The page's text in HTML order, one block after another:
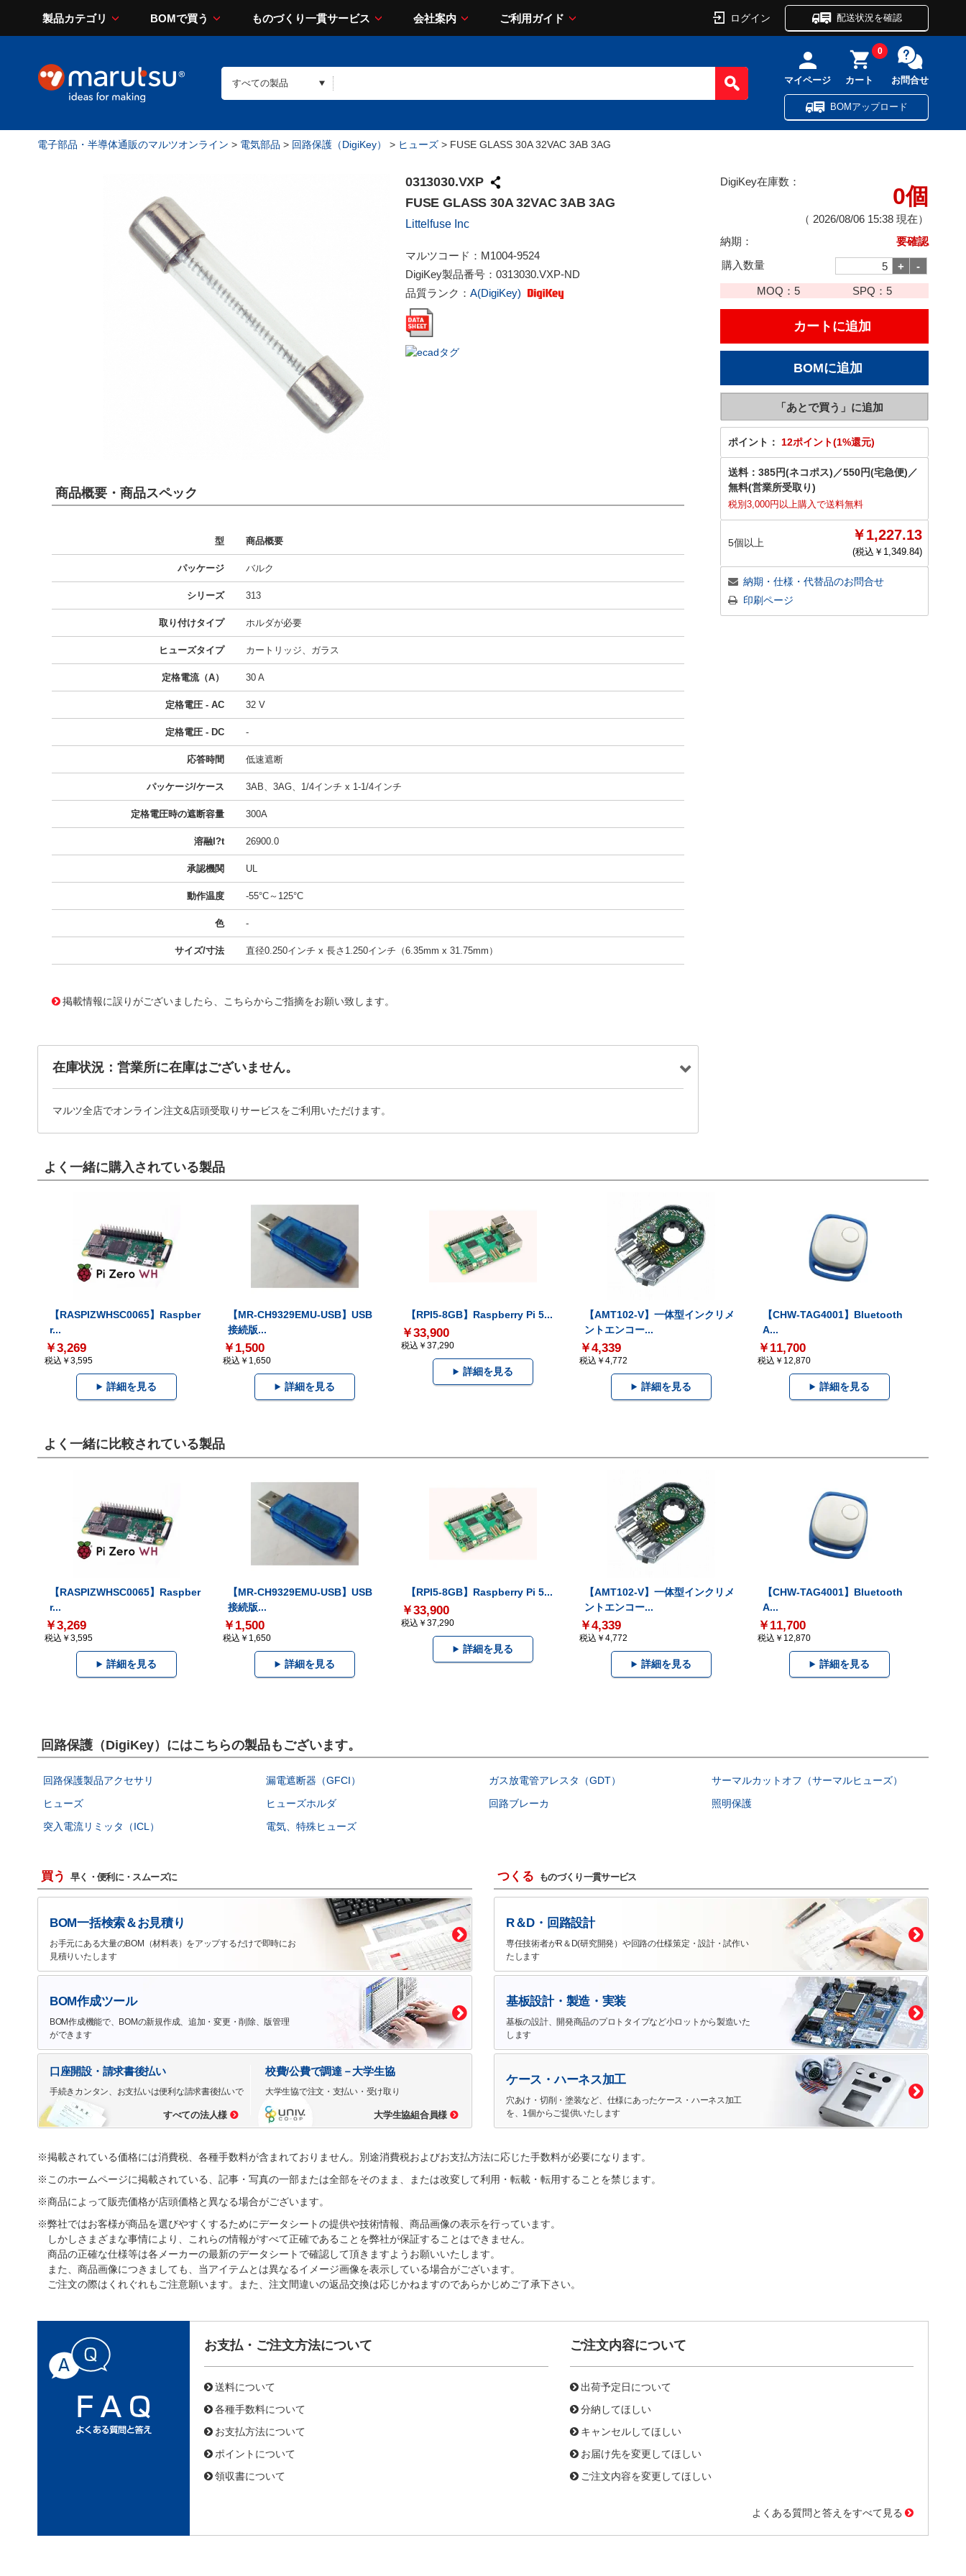
製品カテゴリ BOMで買う ものづくり一貫サービス 会社案内 ご利用ガイド ログイン 配送状況を確認
マイページ カート
0
お問合せ
BOMアップロード
電子部品・半導体通販のマルツオンライン > 電気部品 > 回路保護（DigiKey） > ヒューズ > FUSE GLASS 30A 32VAC 3AB 3AG
0313030.VXP
FUSE GLASS 30A 32VAC 3AB 3AG
Littelfuse Inc
マルツコード： M1004-9524
DigiKey製品番号： 0313030.VXP-ND
品質ランク： A(DigiKey)
DigiKey在庫数：
0個
（ 2026/08/06 15:38 現在）
納期：
要確認
購入数量
MOQ：5 SPQ： 5
ポイント： 12ポイント(1%還元)
送料： 385円(ネコポス) ／550円(宅急便) ／
無料(営業所受取り)
税別3,000円以上購入で送料無料
5個以上 ￥1,227.13
(税込￥ 1,349.84)
納期・仕様・代替品のお問合せ
印刷ページ
商品概要・商品スペック
型 商品概要
パッケージ バルク
シリーズ 313
取り付けタイプ ホルダが必要
ヒューズタイプ カートリッジ、ガラス
定格電流（A） 30 A
定格電圧 - AC 32 V
定格電圧 - DC -
応答時間 低速遮断
パッケージ/ケース 3AB、3AG、1/4インチ x 1-1/4インチ
定格電圧時の遮断容量 300A
溶融I?t 26900.0
承認機関 UL
動作温度 -55°C～125°C
色 -
サイズ/寸法 直径0.250インチ x 長さ1.250インチ（6.35mm x 31.75mm）
掲載情報に誤りがございましたら、こちらからご指摘をお願い致します。
在庫状況：営業所に在庫はございません。
マルツ全店でオンライン注文&店頭受取りサービスをご利用いただけます。
よく一緒に購入されている製品
【RASPIZWHSC0065】Raspber
r...
￥3,269
税込￥3,595
詳細を見る
【MR-CH9329EMU-USB】USB
接続版...
￥1,500
税込￥1,650
詳細を見る
【RPI5-8GB】Raspberry Pi 5...
￥33,900
税込￥37,290
詳細を見る
【AMT102-V】一体型インクリメ
ントエンコー...
￥4,339
税込￥4,772
詳細を見る
【CHW-TAG4001】Bluetooth
A...
￥11,700
税込￥12,870
詳細を見る
よく一緒に比較されている製品
【RASPIZWHSC0065】Raspber
r...
￥3,269
税込￥3,595
詳細を見る
【MR-CH9329EMU-USB】USB
接続版...
￥1,500
税込￥1,650
詳細を見る
【RPI5-8GB】Raspberry Pi 5...
￥33,900
税込￥37,290
詳細を見る
【AMT102-V】一体型インクリメ
ントエンコー...
￥4,339
税込￥4,772
詳細を見る
【CHW-TAG4001】Bluetooth
A...
￥11,700
税込￥12,870
詳細を見る
回路保護（DigiKey）にはこちらの製品もございます。
回路保護製品アクセサリ 漏電遮断器（GFCI） ガス放電管アレスタ（GDT）
サーマルカットオフ（サーマルヒューズ）
ヒューズ
ヒューズホルダ 回路ブレーカ
照明保護
突入電流リミッタ（ICL）
電気、特殊ヒューズ
買う 早く・便利に・スムーズに
BOM一括検索＆お見積り
お手元にある大量のBOM（材料表）をアップするだけで即時にお
見積りいたします
BOM作成ツール
BOM作成機能で、BOMの新規作成、追加・変更・削除、版管理
ができます
口座開設・請求書後払い
手続きカンタン、お支払いは便利な請求書後払いで
すべての法人様
校費/公費で調達－大学生協
大学生協で注文・支払い・受け取り
大学生協組合員様
つくる ものづくり一貫サービス
R＆D・回路設計
専任技術者がR＆D(研究開発）や回路の仕様策定・設計・試作い
たします
基板設計・製造・実装
基板の設計、開発商品のプロトタイプなど小ロットから製造いた
します
ケース・ハーネス加工
穴あけ・切削・塗装など、仕様にあったケース・ハーネス加工
を、1個からご提供いたします
※掲載されている価格には消費税、各種手数料が含まれておりません。別途消費税およびお支払方法に応じた手数料が必要になります。
※このホームページに掲載されている、記事・写真の一部または全部をそのまま、または改変して利用・転載・転用することを禁じます。
※商品によって販売価格が店頭価格と異なる場合がございます。
※弊社ではお客様が商品を選びやすくするためにデータシートの提供や技術情報、商品画像の表示を行っています。
しかしさまざまな事情により、これらの情報がすべて正確であることを弊社が保証することはできません。
商品の正確な仕様等は各メーカーの最新のデータシートで確認して頂きますようお願いいたします。
また、商品画像につきましても、当アイテムとは異なるイメージ画像を表示している場合がございます。
ご注文の際はくれぐれもご注意願います。また、注文間違いの返品交換は応じかねますのであらかじめご了承下さい。
お支払・ご注文方法について
送料について
各種手数料について
お支払方法について
ポイントについて
領収書について
ご注文内容について
出荷予定日について
分納してほしい
キャンセルしてほしい
お届け先を変更してほしい
ご注文内容を変更してほしい
よくある質問と答えをすべて見る